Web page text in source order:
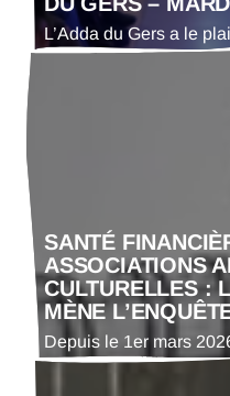
L’Adda du Gers a le
adhérents à son
permettant de faire le
de partager les projets
SANTÉ
ASSOCIATIONS
CULTURELLES :
MÈNE
Depuis le 1er mars
une enquête statistique